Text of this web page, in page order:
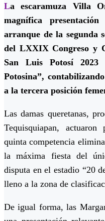
La escaramuza Villa
magnífica
arranque de la segunda
del LXXIX Congreso y
San Luis Potosí 2023
Potosina”,
a la tercera posición
Las damas queretanas,
Tequisquiapan,
quinta competencia
la máxima fiesta del
disputa en el estadio “20
lleno a la zona de
De igual forma, las